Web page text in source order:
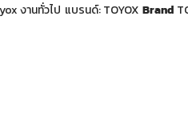
งานทั่วไป แบรนด์:TOYOX Brand